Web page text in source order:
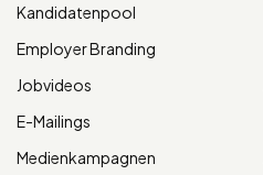
Kandidatenpool
Employer Branding
Jobvideos
E-Mailings
Medienkampagnen